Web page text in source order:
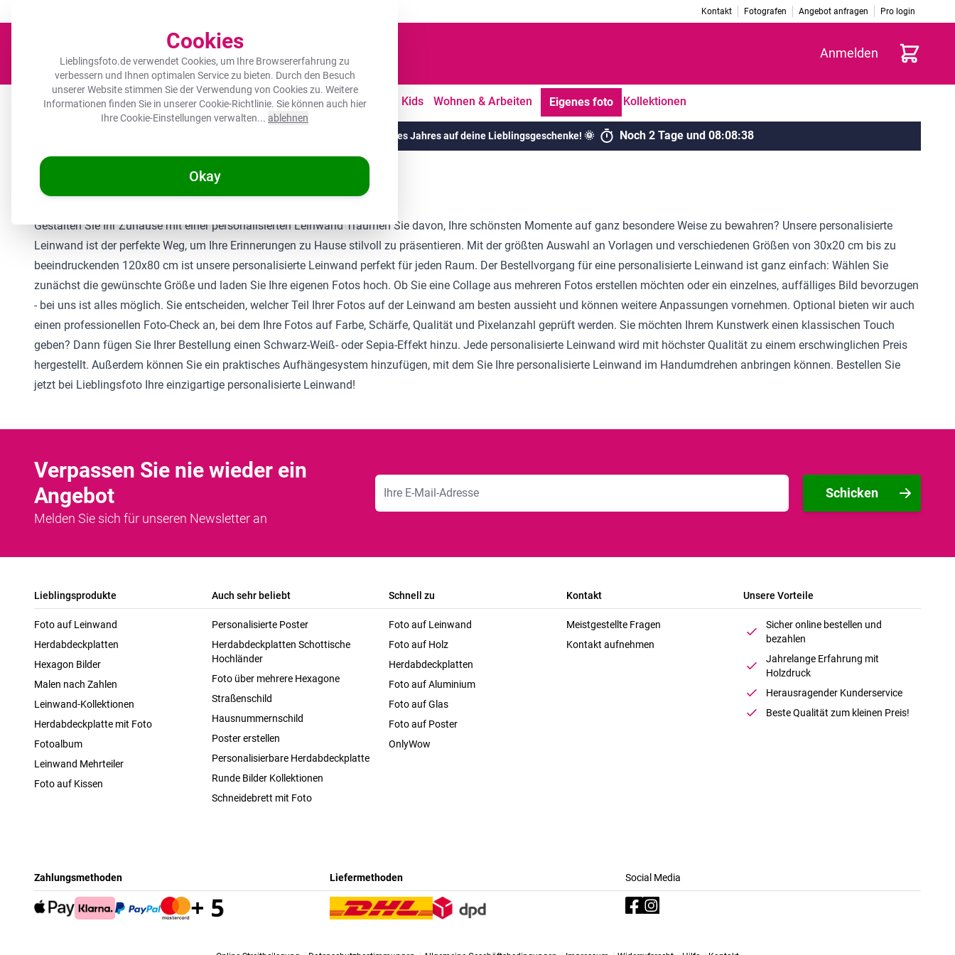
Cookies
Lieblingsfoto.de verwendet Cookies, um Ihre Browsererfahrung zu
verbessern und Ihnen optimalen Service zu bieten. Durch den Besuch
unserer Website stimmen Sie der Verwendung von Cookies zu. Weitere
Informationen finden Sie in unsererCookie-Richtlinie. Sie können auch hier
Ihre Cookie-Einstellungen verwalten... ablehnen
Okay
Kontakt Fotografen Angebot anfragen Pro login
Anmelden Warenkorb
Leinwand Herdabdeckplatte Wanddeko Küche Outdoor Freizeit Kids Wohnen & Arbeiten Eigenes foto Kollektionen
Die höchsten Rabatte des Jahres auf deine Lieblingsgeschenke! 🌞 Noch 2 Tage und 08:08:38
Lieblingsfoto.de Personalisierte Leinwand
Gestalten Sie Ihr Zuhause mit einer personalisierten Leinwand Träumen Sie davon, Ihre schönsten Momente auf ganz besondere Weise zu bewahren? Unsere personalisierte
Leinwand ist der perfekte Weg, um Ihre Erinnerungen zu Hause stilvoll zu präsentieren. Mit der größten Auswahl an Vorlagen und verschiedenen Größen von 30x20 cm bis zu
beeindruckenden 120x80 cm ist unsere personalisierte Leinwand perfekt für jeden Raum. Der Bestellvorgang für eine personalisierte Leinwand ist ganz einfach: Wählen Sie
zunächst die gewünschte Größe und laden Sie Ihre eigenen Fotos hoch. Ob Sie eine Collage aus mehreren Fotos erstellen möchten oder ein einzelnes, auffälliges Bild bevorzugen
- bei uns ist alles möglich. Sie entscheiden, welcher Teil Ihrer Fotos auf der Leinwand am besten aussieht und können weitere Anpassungen vornehmen. Optional bieten wir auch
einen professionellen Foto-Check an, bei dem Ihre Fotos auf Farbe, Schärfe, Qualität und Pixelanzahl geprüft werden. Sie möchten Ihrem Kunstwerk einen klassischen Touch
geben? Dann fügen Sie Ihrer Bestellung einen Schwarz-Weiß- oder Sepia-Effekt hinzu. Jede personalisierte Leinwand wird mit höchster Qualität zu einem erschwinglichen Preis
hergestellt. Außerdem können Sie ein praktisches Aufhängesystem hinzufügen, mit dem Sie Ihre personalisierte Leinwand im Handumdrehen anbringen können. Bestellen Sie
jetzt bei Lieblingsfoto Ihre einzigartige personalisierte Leinwand!
Verpassen Sie nie wieder ein
Angebot
Melden Sie sich für unseren Newsletter an
E-Mailadresse
Schicken
Lieblingsprodukte
Foto auf Leinwand
Herdabdeckplatten
Hexagon Bilder
Malen nach Zahlen
Leinwand-Kollektionen
Herdabdeckplatte mit Foto
Fotoalbum
Leinwand Mehrteiler
Foto auf Kissen
Auch sehr beliebt
Personalisierte Poster
Herdabdeckplatten Schottische
Hochländer
Foto über mehrere Hexagone
Straßenschild
Hausnummernschild
Poster erstellen
Personalisierbare Herdabdeckplatte
Runde Bilder Kollektionen
Schneidebrett mit Foto
Schnell zu
Foto auf Leinwand
Foto auf Holz
Herdabdeckplatten
Foto auf Aluminium
Foto auf Glas
Foto auf Poster
OnlyWow
Kontakt
Meistgestellte Fragen
Kontakt aufnehmen
Unsere Vorteile
Sicher online bestellen und
bezahlen
Jahrelange Erfahrung mit
Holzdruck
Herausragender Kunderservice
Beste Qualität zum kleinen Preis!
Zahlungsmethoden Liefermethoden Social Media